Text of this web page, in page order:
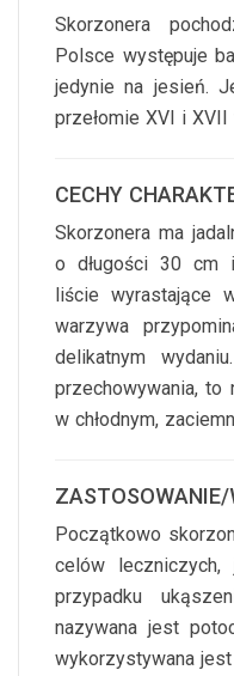
Skorzonera
Polsce występuje
jedynie na jesień.
przełomie XVI i XVII
CECHY
Skorzonera ma
o długości 30 cm
liście wyrastające
warzywa
delikatnym
przechowywania, to
w chłodnym,
Początkowo
celów
przypadku
nazywana jest
wykorzystywana